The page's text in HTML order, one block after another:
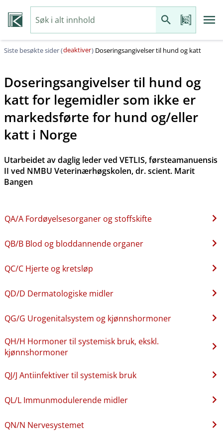
Siste besøkte sider (deaktiver) Doseringsangivelser til hund og katt
Doseringsangivelser til hund og
katt for legemidler som ikke er
markedsførte for hund og​/​eller
katt i Norge
Utarbeidet av daglig leder ved VETLIS, førsteamanuensis
II ved NMBU Veterinærhøgskolen, dr. scient. Marit
Bangen
QA​/​A Fordøyelsesorganer og stoffskifte
QB​/​B Blod og bloddannende organer
QC​/​C Hjerte og kretsløp
QD​/​D Dermatologiske midler
QG​/​G Urogenitalsystem og kjønnshormoner
QH​/​H Hormoner til systemisk bruk, ekskl.
kjønnshormoner
QJ​/​J Antiinfektiver til systemisk bruk
QL​/​L Immunmodulerende midler
QN​/​N Nervesystemet